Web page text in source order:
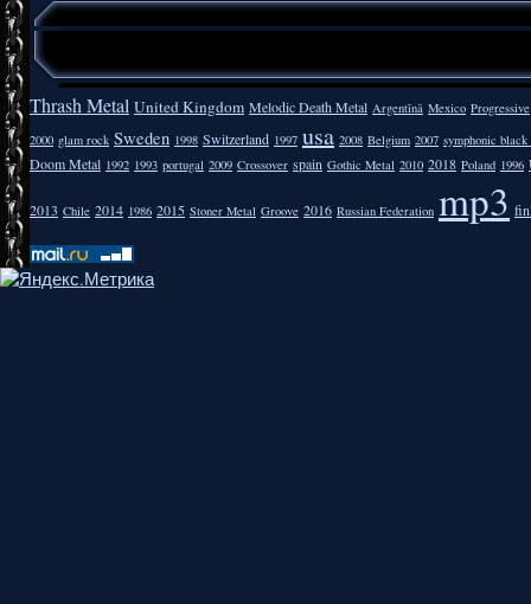
Thrash Metal United Kingdom Melodic Death Metal Argentīnā Mexico Progressive
2000 glam rock Sweden 1998 Switzerland 1997 usa 2008 Belgium 2007 symphonic
Doom Metal 1992 1993 portugal 2009 Crossover spain Gothic Metal 2010 2018 Poland 1996
2013 Chile 2014 1986 2015 Stoner Metal Groove 2016 Russian Federation mp3